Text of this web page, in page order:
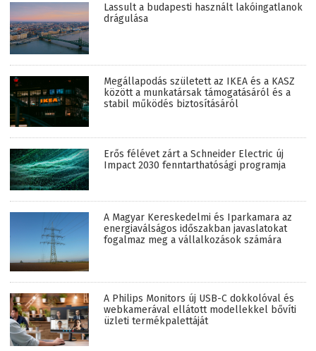
Lassult a budapesti használt lakóingatlanok
drágulása
Megállapodás született az IKEA és a KASZ
között a munkatársak támogatásáról és a
stabil működés biztosításáról
Erős félévet zárt a Schneider Electric új
Impact 2030 fenntarthatósági programja
A Magyar Kereskedelmi és Iparkamara az
energiaválságos időszakban javaslatokat
fogalmaz meg a vállalkozások számára
A Philips Monitors új USB-C dokkolóval és
webkamerával ellátott modellekkel bővíti
üzleti termékpalettáját